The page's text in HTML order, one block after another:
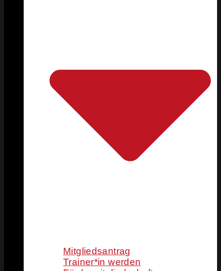
Mitgliedsantrag
Trainer*in werden